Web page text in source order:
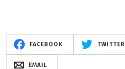
FACEBOOK TWITTER
EMAIL